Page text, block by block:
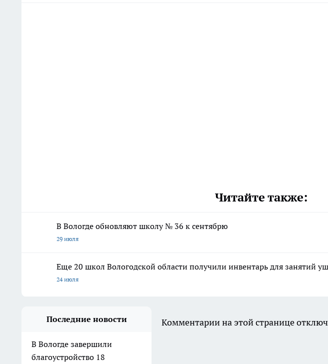
Читайте также:
В Вологде обновляют школу № 36 к сентябрю
29 июля
Еще 20 школ Вологодской области получили инвентарь для занятий
24 июля
Последние новости
В Вологде завершили
благоустройство 18
Комментарии на этой странице